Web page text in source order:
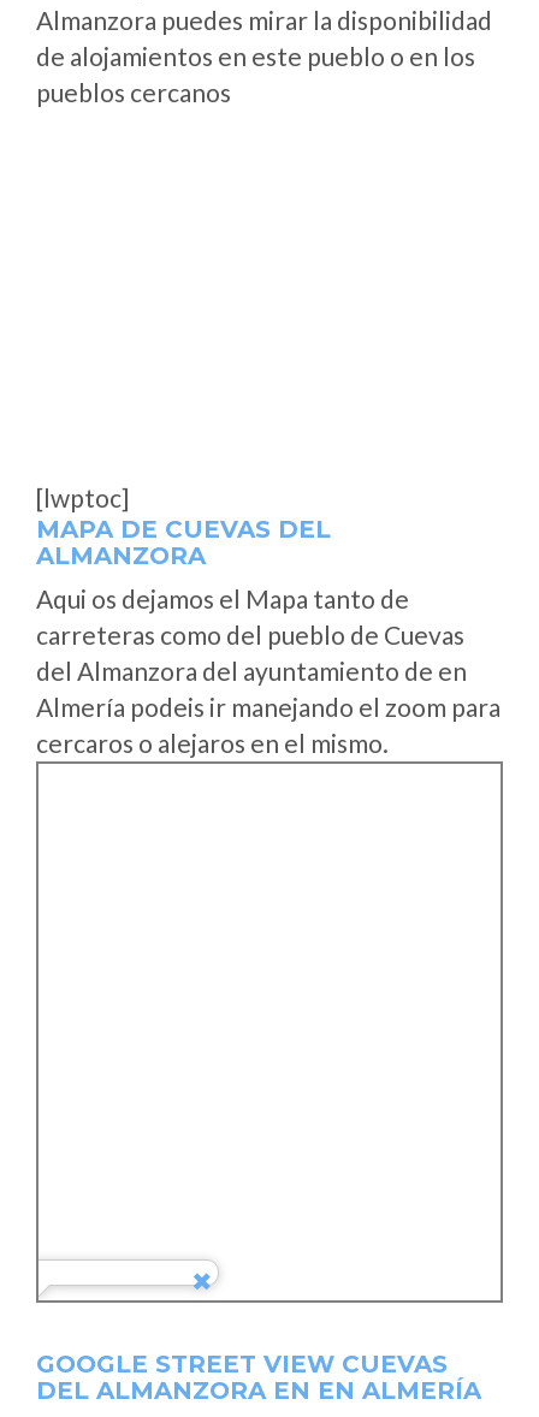
Almanzora puedes mirar la disponibilidad
de alojamientos en este pueblo o en los
pueblos cercanos
[lwptoc]
MAPA DE CUEVAS DEL
ALMANZORA
Aqui os dejamos el Mapa tanto de
carreteras como del pueblo de Cuevas
del Almanzora del ayuntamiento de en
Almería podeis ir manejando el zoom para
cercaros o alejaros en el mismo.
GOOGLE STREET VIEW CUEVAS
DEL ALMANZORA EN EN ALMERÍA